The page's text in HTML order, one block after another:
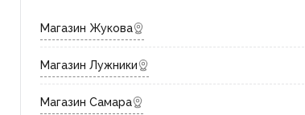
Магазин Жукова
Магазин Лужники
Магазин Самара